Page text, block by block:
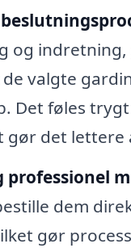
og
valgte
Det føles
gør det
professionel
dem
gør